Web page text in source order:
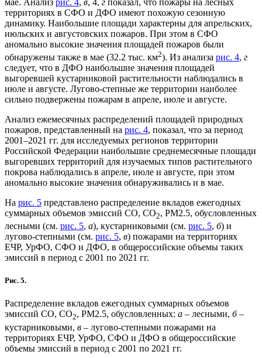
территориях в СФО и ДФО имеют похожую сезонную
динамику. Наибольшие площади характерны для апрельских,
июльских и августовских пожаров. При этом в СФО
аномально высокие значения площадей пожаров были
обнаружены также в мае (32.2 тыс. км2). Из анализа рис. 4, г
следует, что в ДФО наибольшие значения площадей
выгоревшей кустарниковой растительности наблюдались в
июле и августе. Лугово-степные же территории наиболее
сильно подвержены пожарам в апреле, июле и августе.
Анализ ежемесячных распределений площадей природных
пожаров, представленный на рис. 4, показал, что за период
2001–2021 гг. для исследуемых регионов территории
Российской Федерации наибольшие среднемесячные площади
выгоревших территорий для изучаемых типов растительного
покрова наблюдались в апреле, июле и августе, при этом
аномально высокие значения обнаруживались и в мае.
На рис. 5 представлено распределение вкладов ежегодных
суммарных объемов эмиссий СО, CO2, PM2.5, обусловленных
лесными (см. рис. 5, а), кустарниковыми (см. рис. 5, б) и
лугово-степными (см. рис. 5, в) пожарами на территориях
ЕЧР, УрФО, СФО и ДФО, в общероссийские объемы таких
эмиссий в период с 2001 по 2021 гг.
Рис. 5.
Распределение вкладов ежегодных суммарных объемов
эмиссий СО, CO2, PM2.5, обусловленных: а – лесными, б–
кустарниковыми, в – лугово-степными пожарами на
территориях ЕЧР, УрФО, СФО и ДФО в общероссийские
объемы эмиссий в период с 2001 по 2021 гг.